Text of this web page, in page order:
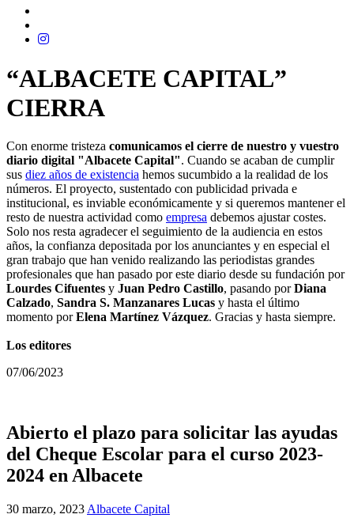
“ALBACETE CAPITAL”
CIERRA
Con enorme tristeza comunicamos el cierre de nuestro y vuestro
diario digital "Albacete Capital". Cuando se acaban de cumplir
sus diez años de existencia hemos sucumbido a la realidad de los
números. El proyecto, sustentado con publicidad privada e
institucional, es inviable económicamente y si queremos mantener el
resto de nuestra actividad como empresa debemos ajustar costes.
Solo nos resta agradecer el seguimiento de la audiencia en estos
años, la confianza depositada por los anunciantes y en especial el
gran trabajo que han venido realizando las periodistas grandes
profesionales que han pasado por este diario desde su fundación por
Lourdes Cifuentes y Juan Pedro Castillo, pasando porDiana
Calzado, Sandra S. Manzanares Lucas y hasta el último
momento porElena Martínez Vázquez. Gracias y hasta siempre.
Los editores
07/06/2023
Abierto el plazo para solicitar las ayudas
del Cheque Escolar para el curso 2023-
2024 en Albacete
30 marzo, 2023 Albacete Capital